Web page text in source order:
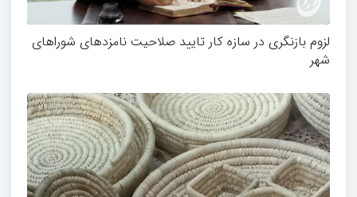
لزوم بازنگری در سازه کار تایید صلاحیت نامزدهای شوراهای
شهر